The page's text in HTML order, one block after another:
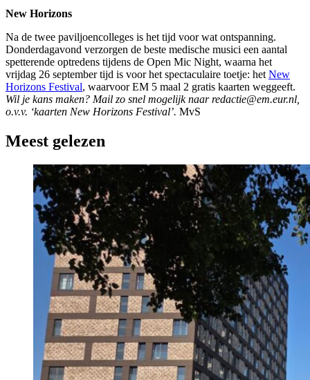
New Horizons
Na de twee paviljoencolleges is het tijd voor wat ontspanning.
Donderdagavond verzorgen de beste medische musici een aantal
spetterende optredens tijdens de Open Mic Night, waarna het
vrijdag 26 september tijd is voor het spectaculaire toetje: het New
Horizons Festival, waarvoor EM 5 maal 2 gratis kaarten weggeeft.
Wil je kans maken? Mail zo snel mogelijk naarredactie@em.eur.nl
o.v.v. ‘kaarten New Horizons Festival’. MvS
Meest gelezen